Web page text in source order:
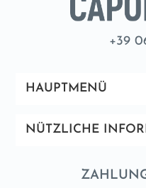
+39
HAUPTMENÜ
NÜTZLICHE